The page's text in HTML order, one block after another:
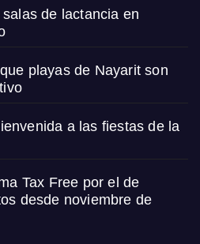
de lactancia en
playas de Nayarit son
a las fiestas de la
Tax Free por el de
desde noviembre de